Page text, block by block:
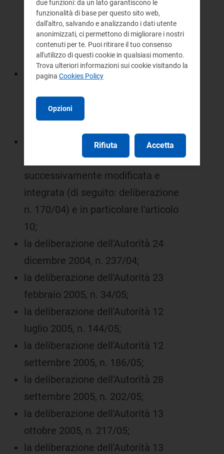
approvato con deliberazione n. 5/04,
come successivamente modificato e
integrato (di seguito: Testo
integrato);
la deliberazione dell'Autorità 27
l'Allegato A, come successivamente
modificato e integrato;
la deliberazione dell'Autorità 29
settembre 2004, n. 170/04, come
successivamente modificata e
integrata (di seguito: deliberazione
n. 170/04) e in particolare l'articolo
10;
la deliberazione dell'Autorità 24
dicembre 2004, n. 237/04;
la deliberazione dell'Autorità 23
febbraio 2005, n. 34/05;
la deliberazione dell'Autorità 12
luglio 2005, n. 144/05;
la deliberazione dell'Autorità 12
settembre 2005, n. 186/05;
la deliberazione dell'Autorità 28
settembre 2005, n. 202/05;
la deliberazione dell'Autorità 13
ottobre 2005, n. 217/05;
la deliberazione dell'Autorità 13
due funzioni: da un lato garantiscono le
funzionalità di base per questo sito web,
dall'altro, salvando e analizzando i dati utente
anonimizzati, ci permettono di migliorare i nostri
contenuti per te. Puoi ritirare il tuo consenso
all'utilizzo di questi cookie in qualsiasi momento.
Trova ulteriori informazioni sui cookie visitando la
pagina Cookies Policy
Opzioni
Rifiuta Accetta